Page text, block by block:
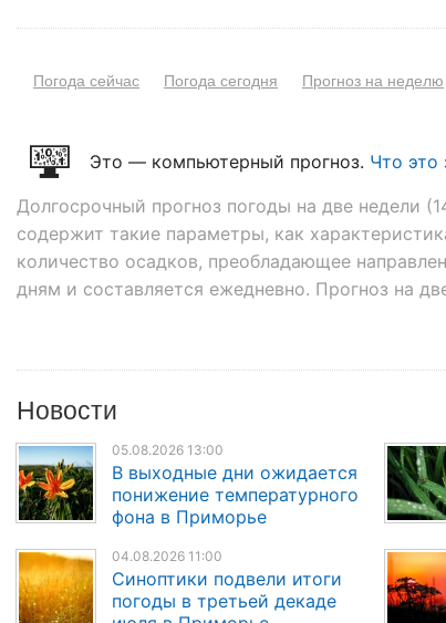
Погода сейчас Погода сегодня Прогноз на неделю
Это — компьютерный прогноз. Что это
Долгосрочный прогноз погоды на две недели
содержит такие параметры, как
количество осадков, преобладающее
дням и составляется ежедневно. Прогноз на
Новости
05.08.2026 13:00
В выходные дни ожидается
понижение температурного
фона в Приморье
04.08.2026 11:00
Синоптики подвели итоги
погоды в третьей декаде